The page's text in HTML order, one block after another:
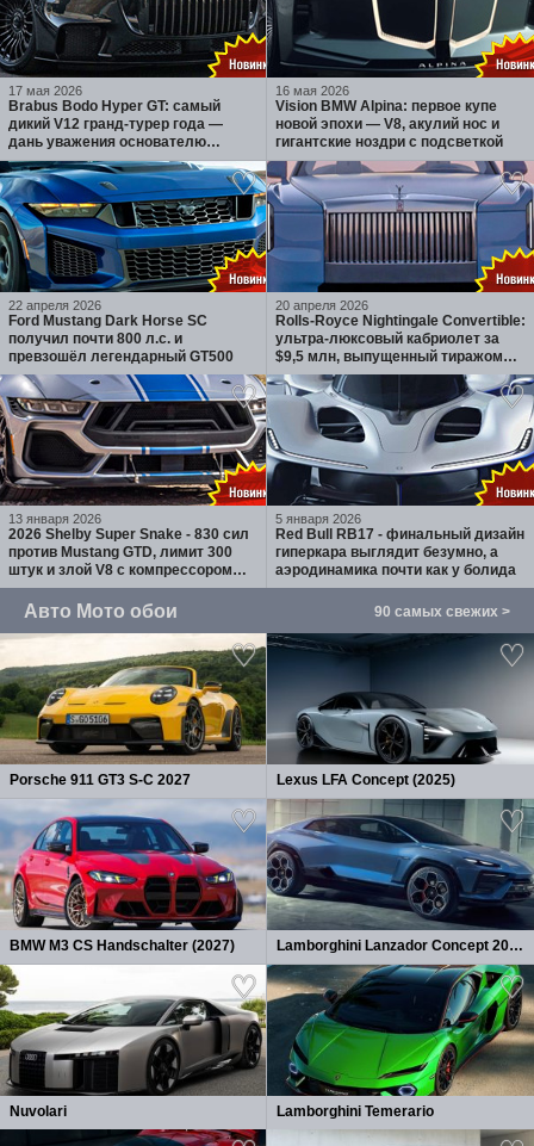
17 мая 2026
Brabus Bodo Hyper GT: самый
дикий V12 гранд-турер года —
дань уважения основателю
бренда
16 мая 2026
Vision BMW Alpina: первое купе
новой эпохи — V8, акулий нос и
гигантские ноздри с подсветкой
22 апреля 2026
Ford Mustang Dark Horse SC
получил почти 800 л.с. и
превзошёл легендарный GT500
20 апреля 2026
Rolls-Royce Nightingale Convertible:
ультра-люксовый кабриолет за
$9,5 млн, выпущенный тиражом
100 экземпляров
13 января 2026
2026 Shelby Super Snake - 830 сил
против Mustang GTD, лимит 300
штук и злой V8 с компрессором
Whipple
5 января 2026
Red Bull RB17 - финальный дизайн
гиперкара выглядит безумно, а
аэродинамика почти как у болида
Авто Мото обои 90 самых свежих >
Porsche 911 GT3 S-C 2027 Lexus LFA Concept (2025)
BMW M3 CS Handschalter (2027) Lamborghini Lanzador Concept 2026
Nuvolari Lamborghini Temerario